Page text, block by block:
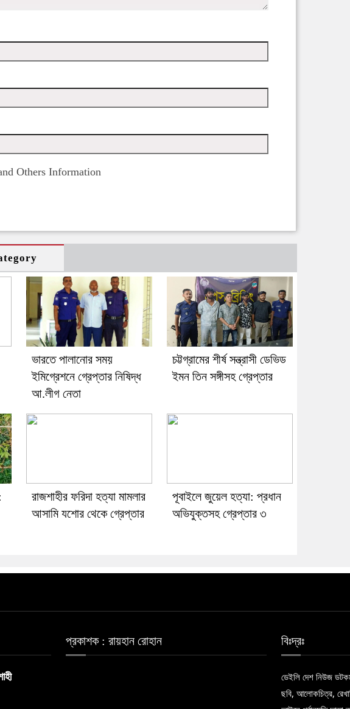
Others Information
ভারতে পালানোর সময়
ইমিগ্রেশনে গ্রেপ্তার নিষিদ্ধ
আ.লীগ নেতা
চট্টগ্রামের শীর্ষ সন্ত্রাসী ডেভিড
ইমন তিন সঙ্গীসহ গ্রেপ্তার
রাজশাহীর ফরিদা হত্যা মামলার
আসামি যশোর থেকে গ্রেপ্তার
পূবাইলে জুয়েল হত্যা: প্রধান
অভিযুক্তসহ গ্রেপ্তার ৩
প্রকাশক : রায়হান রোহান বিঃদ্রঃ
ডেইলি দেশ নিউজ
ছবি, আলোকচিত্র,